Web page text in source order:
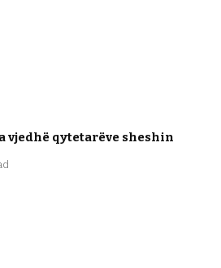
vjedhë qytetarëve sheshin